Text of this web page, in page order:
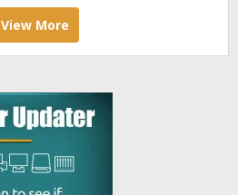
View More